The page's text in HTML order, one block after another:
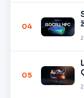
04
05